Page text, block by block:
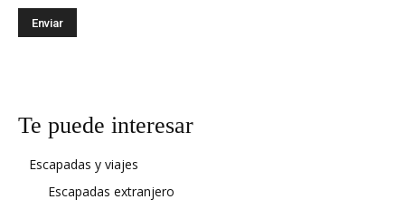
Te puede interesar
Escapadas y viajes
Escapadas extranjero